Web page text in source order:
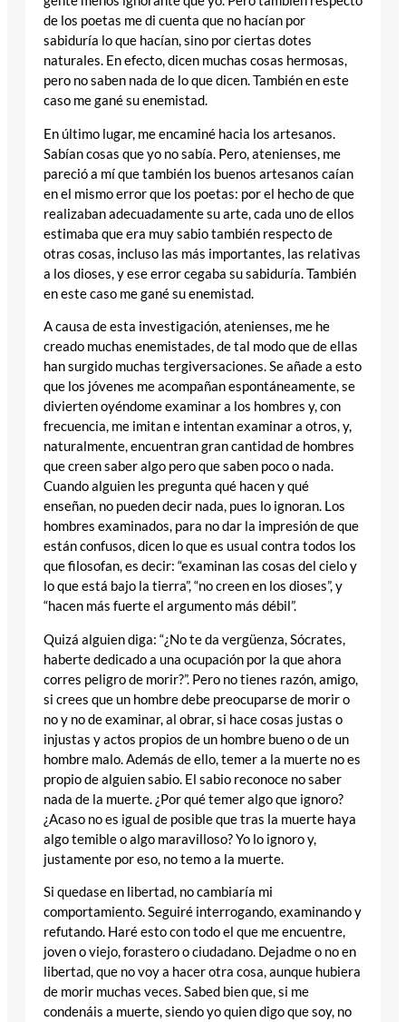
de los poetas me di cuenta que no hacían por
sabiduría lo que hacían, sino por ciertas dotes
naturales. En efecto, dicen muchas cosas hermosas,
pero no saben nada de lo que dicen. También en este
caso me gané su enemistad.
En último lugar, me encaminé hacia los artesanos.
Sabían cosas que yo no sabía. Pero, atenienses, me
pareció a mí que también los buenos artesanos caían
en el mismo error que los poetas: por el hecho de que
realizaban adecuadamente su arte, cada uno de ellos
estimaba que era muy sabio también respecto de
otras cosas, incluso las más importantes, las relativas
a los dioses, y ese error cegaba su sabiduría. También
en este caso me gané su enemistad.
A causa de esta investigación, atenienses, me he
creado muchas enemistades, de tal modo que de ellas
han surgido muchas tergiversaciones. Se añade a esto
que los jóvenes me acompañan espontáneamente, se
divierten oyéndome examinar a los hombres y, con
frecuencia, me imitan e intentan examinar a otros, y,
naturalmente, encuentran gran cantidad de hombres
que creen saber algo pero que saben poco o nada.
Cuando alguien les pregunta qué hacen y qué
enseñan, no pueden decir nada, pues lo ignoran. Los
hombres examinados, para no dar la impresión de que
están confusos, dicen lo que es usual contra todos los
que filosofan, es decir: “examinan las cosas del cielo y
lo que está bajo la tierra”, “no creen en los dioses”, y
“hacen más fuerte el argumento más débil”.
Quizá alguien diga: “¿No te da vergüenza, Sócrates,
haberte dedicado a una ocupación por la que ahora
corres peligro de morir?”. Pero no tienes razón, amigo,
si crees que un hombre debe preocuparse de morir o
no y no de examinar, al obrar, si hace cosas justas o
injustas y actos propios de un hombre bueno o de un
hombre malo. Además de ello, temer a la muerte no es
propio de alguien sabio. El sabio reconoce no saber
nada de la muerte. ¿Por qué temer algo que ignoro?
¿Acaso no es igual de posible que tras la muerte haya
algo temible o algo maravilloso? Yo lo ignoro y,
justamente por eso, no temo a la muerte.
Si quedase en libertad, no cambiaría mi
comportamiento. Seguiré interrogando, examinando y
refutando. Haré esto con todo el que me encuentre,
joven o viejo, forastero o ciudadano. Dejadme o no en
libertad, que no voy a hacer otra cosa, aunque hubiera
de morir muchas veces. Sabed bien que, si me
condenáis a muerte, siendo yo quien digo que soy, no